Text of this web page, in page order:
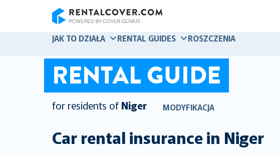
JAK TO DZIAŁA
RENTAL GUIDES ROSZCZENIA
RENTAL GUIDE
for residents of Niger MODYFIKACJA
Car rental insurance in Niger